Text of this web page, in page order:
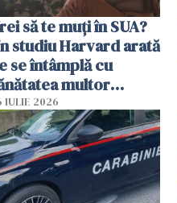
să te muți în SUA?
studiu Harvard arată
se întâmplă cu
multor
IULIE 2026